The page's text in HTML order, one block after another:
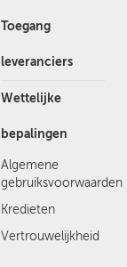
Toegang
leveranciers
Wettelijke
bepalingen
Algemene
gebruiksvoorwaarden
Kredieten
Vertrouwelijkheid